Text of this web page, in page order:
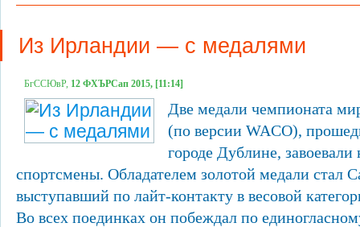
Из Ирландии — с медалями
БгССЮвР, 12 ФХЪРСап 2015, [11:14]
Две медали чемпионата
(по версии WACO),
городе Дублине, завоевали
спортсмены. Обладателем золотой медали стал
выступавший по лайт-контакту в весовой
Во всех поединках он побеждал по